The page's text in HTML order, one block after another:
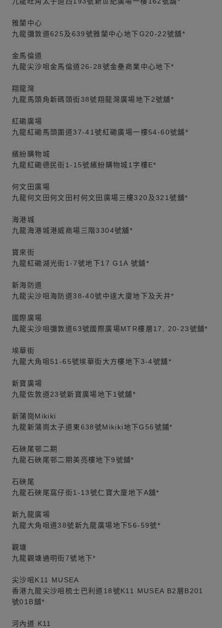
雅蘭中心
九龍彌敦道625及639號雅蘭中心地下G20-22號舖*
金馬倫道
九龍尖沙咀金馬倫道26-28號金壘商業中心地下*
翔龍灣
九龍馬頭角新碼頭街38號翔龍灣廣場地下2號舖*
紅磡廣場
九龍紅磡馬頭圍道37-41號紅磡廣場一樓54-60號舖*
繽紛購物城
九龍紅磡德民街1-15號繽紛購物城1字樓E*
何文田廣場
九龍何文田何文田村何文田廣場三樓320及321號舖*
海港城
九龍海港城港威商場三階3304號舖*
寶來街
九龍紅磡湖光街1-7號地下17 G1A 號舖*
新海防道
九龍尖沙咀海防道38-40號中達大廈地下及天井*
國際廣場
九龍尖沙咀彌敦道63號國際廣場MTR樓層17, 20-23號舖*
埃華街
九龍大角咀51-65號埃華街大方樓地下3-4號舖*
新寶廣場
九龍佐敦道23號新寶廣場地下1號舖*
新蒲崗Mikiki
九龍新蒲崗太子道東638號Mikiki地下G56號鋪*
石硤尾邨二期
九龍石硤尾邨二期美亮樓地下9號舖*
石硤尾
九龍石硤尾窩仔街1-13號仁寶大廈地下A舖*
新九龍廣場
九龍大角咀道38號新九龍廣場地下56-59號*
觀塘
九龍觀塘通明街7號地下*
尖沙咀K11 MUSEA
香港九龍尖沙咀梳士巴利道18號K11 MUSEA B2層B201
號01B舖*
河內道 K11